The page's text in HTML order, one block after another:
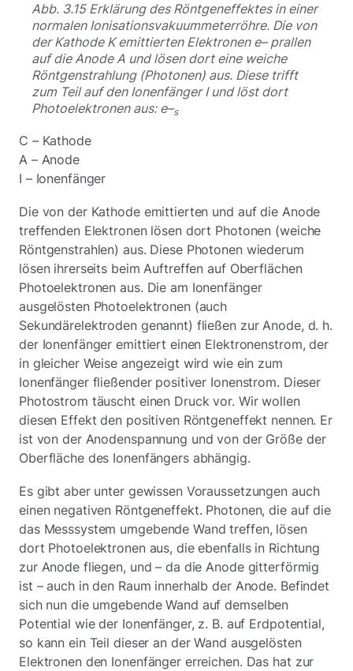
Abb. 3.15 Erklärung des Röntgeneffektes in einer
normalen Ionisationsvakuummeterröhre. Die von
der Kathode K emittierten Elektronen e– prallen
auf die Anode A und lösen dort eine weiche
Röntgenstrahlung (Photonen) aus. Diese trifft
zum Teil auf den Ionenfänger I und löst dort
Photoelektronen aus: e–s
C – Kathode
A – Anode
I – Ionenfänger
Die von der Kathode emittierten und auf die Anode
treffenden Elektronen lösen dort Photonen (weiche
Röntgenstrahlen) aus. Diese Photonen wiederum
lösen ihrerseits beim Auftreffen auf Oberflächen
Photoelektronen aus. Die am Ionenfänger
ausgelösten Photoelektronen (auch
Sekundärelektroden genannt) fließen zur Anode, d. h.
der Ionenfänger emittiert einen Elektronenstrom, der
in gleicher Weise angezeigt wird wie ein zum
Ionenfänger fließender positiver Ionenstrom. Dieser
Photostrom täuscht einen Druck vor. Wir wollen
diesen Effekt den positiven Röntgeneffekt nennen. Er
ist von der Anodenspannung und von der Größe der
Oberfläche des Ionenfängers abhängig.
Es gibt aber unter gewissen Voraussetzungen auch
einen negativen Röntgeneffekt. Photonen, die auf die
das Messsystem umgebende Wand treffen, lösen
dort Photoelektronen aus, die ebenfalls in Richtung
zur Anode fliegen, und – da die Anode gitterförmig
ist – auch in den Raum innerhalb der Anode. Befindet
sich nun die umgebende Wand auf demselben
Potential wie der Ionenfänger, z. B. auf Erdpotential,
so kann ein Teil dieser an der Wand ausgelösten
Elektronen den Ionenfänger erreichen. Das hat zur